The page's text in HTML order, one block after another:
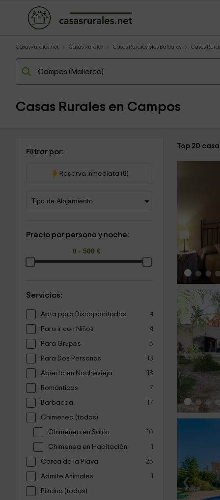
CasasRurales.net Casas Rurales Casas Rurales Islas Baleares Casas
Casas Rurales en Campos
Filtrar por:
Reserva inmediata (8)
Precio por persona y noche:
Servicios:
Apta para Discapacitados 4
Para ir con Niños 4
Para Grupos 5
Para Dos Personas 13
Abierto en Nochevieja 18
Románticas 7
Barbacoa 17
Chimenea (todos)
Chimenea en Salón 10
Chimenea en Habitación 1
Cerca de la Playa 25
Admite Animales 1
Piscina (todos)
Top 20
‹
‹
‹